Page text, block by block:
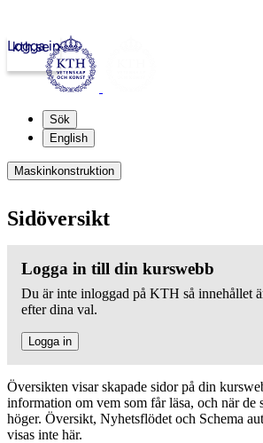
kth.se
Logga in
Sök
English
Maskinkonstruktion
Sidöversikt
Logga in till din kurswebb
Du är inte inloggad på KTH så innehållet
efter dina val.
Logga in
Översikten visar skapade sidor på din
information om vem som får läsa, och när de
höger. Översikt, Nyhetsflödet och Schema
visas inte här.